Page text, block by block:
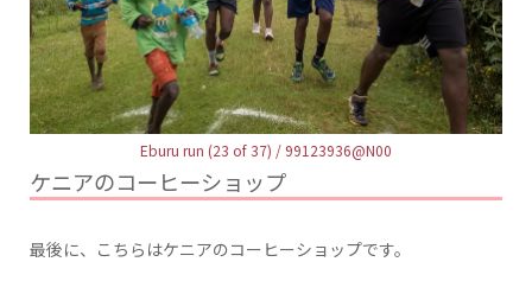
Eburu run (23 of 37) / 99123936@N00
ケニアのコーヒーショップ
最後に、こちらはケニアのコーヒーショップです。